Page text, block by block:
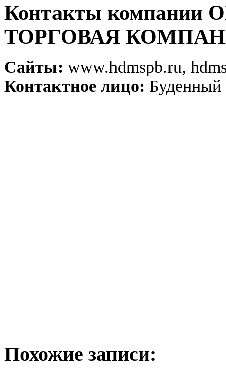
Контакты
ТОРГОВАЯ
Сайты: www.hdmspb.ru,
Контактное лицо:
Похожие записи: